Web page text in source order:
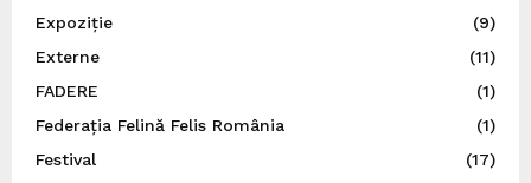
Expoziție
(9)
Externe
(11)
FADERE
(1)
Federația Felină Felis România
(1)
Festival
(17)